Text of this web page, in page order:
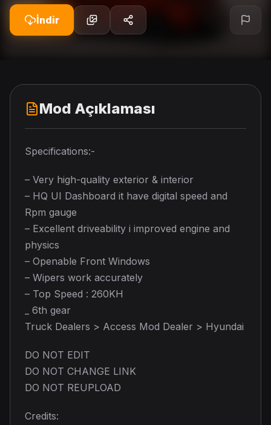
İndir
Mod Açıklaması
Specifications:-
– Very high-quality exterior & interior
– HQ UI Dashboard it have digital speed and
Rpm gauge
– Excellent driveability i improved engine and
physics
– Openable Front Windows
– Wipers work accurately
– Top Speed : 260KH
_ 6th gear
Truck Dealers > Access Mod Dealer > Hyundai
DO NOT EDIT
DO NOT CHANGE LINK
DO NOT REUPLOAD
Credits: